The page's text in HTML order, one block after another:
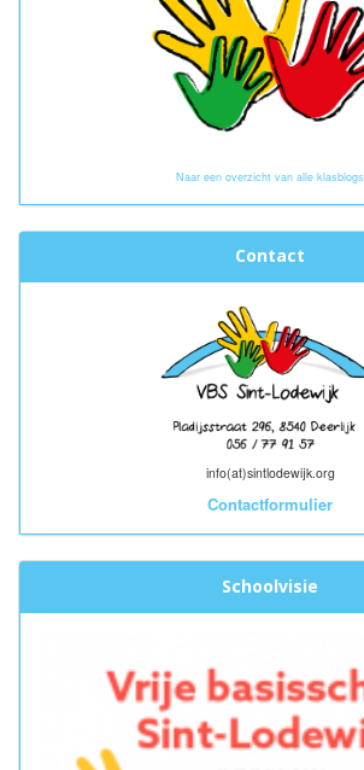
Naar een overzicht van alle klasblogs
Contact
info(at)sintlodewijk.org
Contactformulier
Schoolvisie